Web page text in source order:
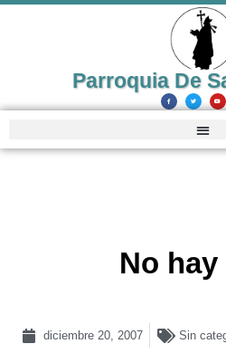
Parroquia De
No
diciembre 20, 2007 Sin